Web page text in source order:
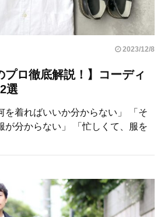
2023/12/8
プロ徹底解説！】コーディ
選
を着ればいいか分からない」 「そ
が分からない」 「忙しくて、服を